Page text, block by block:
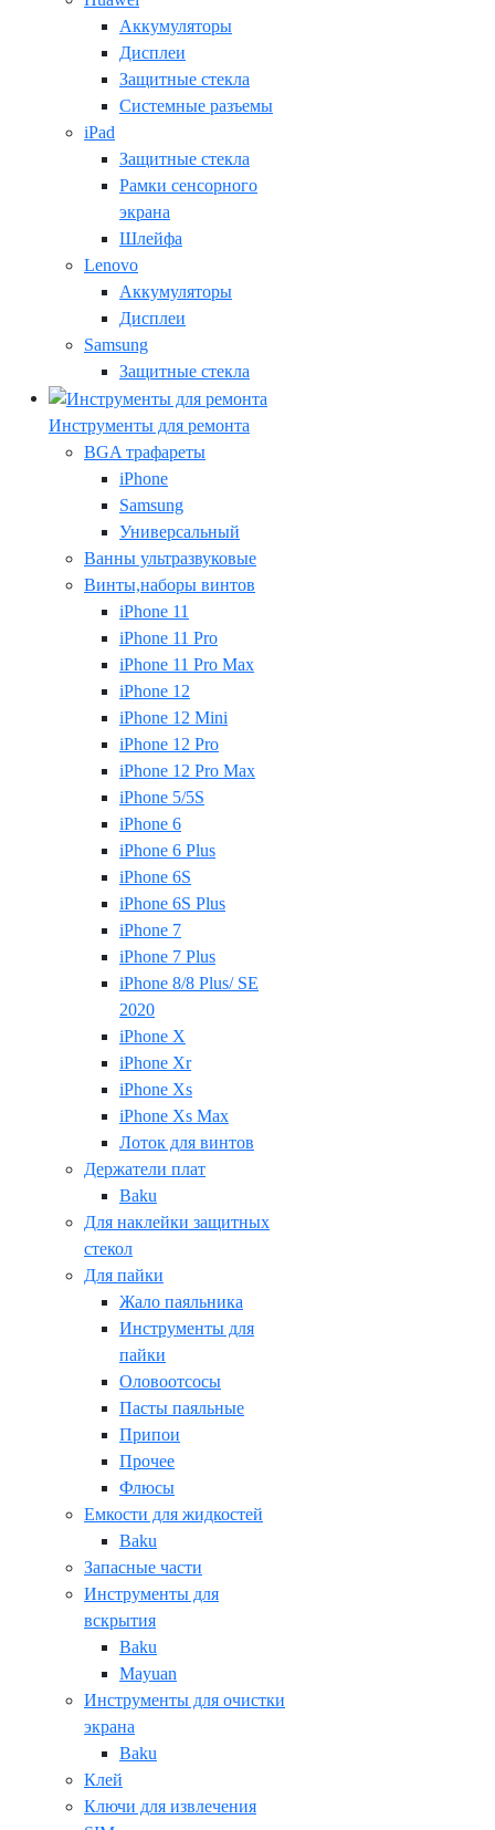
Аккумуляторы
Дисплеи
Защитные стекла
Системные разъемы
iPad
Защитные стекла
Рамки сенсорного
экрана
Шлейфа
Lenovo
Аккумуляторы
Дисплеи
Samsung
Защитные стекла
Инструменты для ремонта
BGA трафареты
iPhone
Samsung
Универсальный
Ванны ультразвуковые
Винты,наборы винтов
iPhone 11
iPhone 11 Pro
iPhone 11 Pro Max
iPhone 12
iPhone 12 Mini
iPhone 12 Pro
iPhone 12 Pro Max
iPhone 5/5S
iPhone 6
iPhone 6 Plus
iPhone 6S
iPhone 6S Plus
iPhone 7
iPhone 7 Plus
iPhone 8/8 Plus/ SE
2020
iPhone X
iPhone Xr
iPhone Xs
iPhone Xs Max
Лоток для винтов
Держатели плат
Baku
Для наклейки защитных
стекол
Для пайки
Жало паяльника
Инструменты для
пайки
Оловоотсосы
Пасты паяльные
Припои
Прочее
Флюсы
Емкости для жидкостей
Baku
Запасные части
Инструменты для
вскрытия
Baku
Mayuan
Инструменты для очистки
экрана
Baku
Клей
Ключи для извлечения